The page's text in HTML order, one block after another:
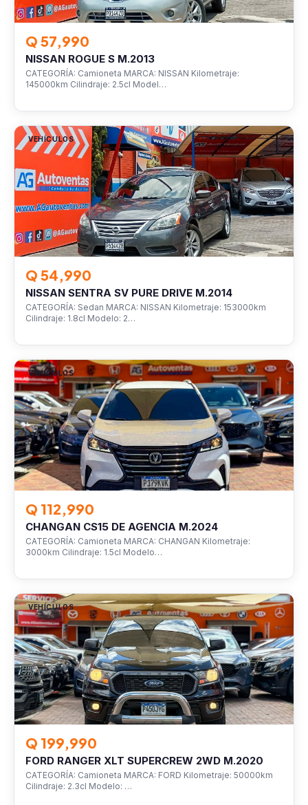
Q 57,990
NISSAN ROGUE S M.2013
CATEGORÍA: Camioneta MARCA: NISSAN Kilometraje:
145000km Cilindraje: 2.5cl Model…
VEHÍCULOS
Q 54,990
NISSAN SENTRA SV PURE DRIVE M.2014
CATEGORÍA: Sedan MARCA: NISSAN Kilometraje: 153000km
Cilindraje: 1.8cl Modelo: 2…
VEHÍCULOS
Q 112,990
CHANGAN CS15 DE AGENCIA M.2024
CATEGORÍA: Camioneta MARCA: CHANGAN Kilometraje:
3000km Cilindraje: 1.5cl Modelo…
VEHÍCULOS
Q 199,990
FORD RANGER XLT SUPERCREW 2WD M.2020
CATEGORÍA: Camioneta MARCA: FORD Kilometraje: 50000km
Cilindraje: 2.3cl Modelo: …